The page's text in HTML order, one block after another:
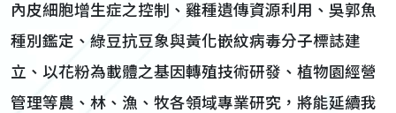
內皮細胞增生症之控制、雞種遺傳資源利用、吳郭魚
種別鑑定、綠豆抗豆象與黃化嵌紋病毒分子標誌建
立、以花粉為載體之基因轉殖技術研發、植物園經營
管理等農、林、漁、牧各領域專業研究，將能延續我